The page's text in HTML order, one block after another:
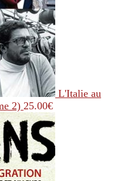
L'Italie au
2) 25.00€